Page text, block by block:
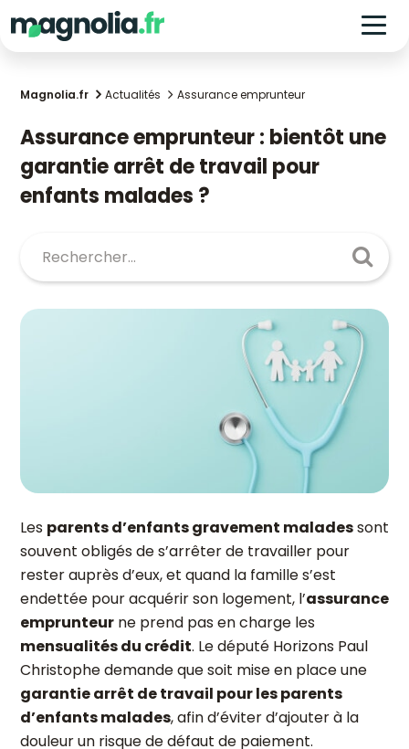
Magnolia.fr Actualités Assurance emprunteur
Assurance emprunteur : bientôt une
garantie arrêt de travail pour
enfants malades ?
Les parents d’enfants gravement maladessont
souvent obligés de s’arrêter de travailler pour
rester auprès d’eux, et quand la famille s’est
endettée pour acquérir son logement, l’assurance
emprunteur ne prend pas en charge les
mensualités du crédit. Le député Horizons Paul
Christophe demande que soit mise en place une
garantie arrêt de travail pour les parents
d’enfants malades, afin d’éviter d’ajouter à la
douleur un risque de défaut de paiement.